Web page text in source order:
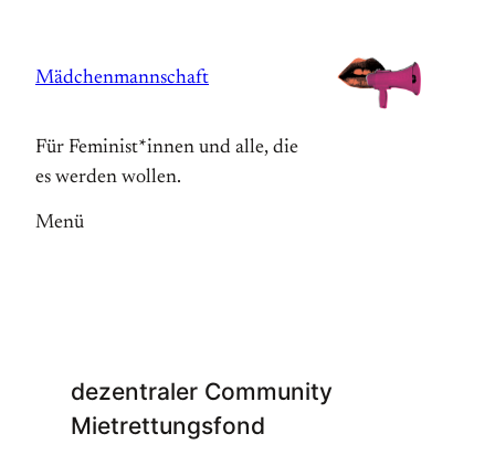
springen
Mädchenmannschaft
Für Feminist*innen und alle, die
es werden wollen.
Menü
dezentraler Community
Mietrettungsfond